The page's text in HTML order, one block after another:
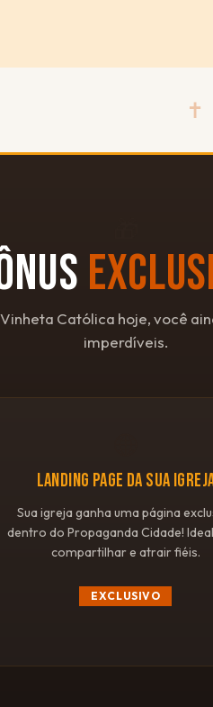
Católica hoje, você
imperdíveis.
LANDING PAGE DA SUA
Sua igreja ganha uma página
dentro do Propaganda Cidade!
compartilhar e atrair fiéis.
EXCLUSIVO